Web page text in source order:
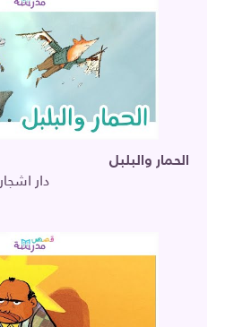
الحمار والبلبل
دار اشجار